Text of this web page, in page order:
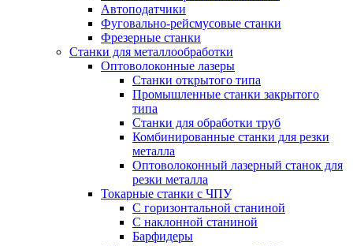
Автоподатчики
Фуговально-рейсмусовые станки
Фрезерные станки
Станки для металлообработки
Оптоволоконные лазеры
Станки открытого типа
Промышленные станки закрытого
типа
Станки для обработки труб
Комбинированные станки для резки
металла
Оптоволоконный лазерный станок для
резки металла
Токарные станки с ЧПУ
С горизонтальной станиной
С наклонной станиной
Барфидеры